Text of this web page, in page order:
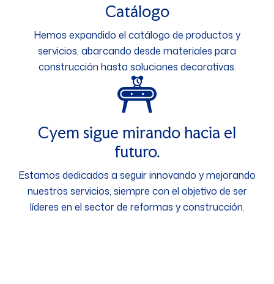
Catálogo
Hemos expandido el catálogo de productos y
servicios, abarcando desde materiales para
construcción hasta soluciones decorativas.
Cyem sigue mirando hacia el
futuro.
Estamos dedicados a seguir innovando y mejorando
nuestros servicios, siempre con el objetivo de ser
líderes en el sector de reformas y construcción.